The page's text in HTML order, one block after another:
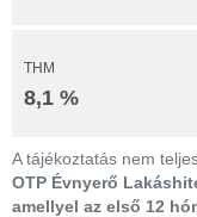
THM
8,1 %
A tájékoztatás nem
OTP Évnyerő
amellyel az első 12